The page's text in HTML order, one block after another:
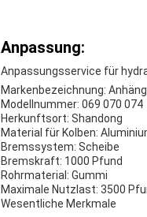
Anpassung:
Anpassungsservice für
Markenbezeichnung:
Modellnummer: 069 070 074
Herkunftsort: Shandong
Material für Kolben:
Bremssystem: Scheibe
Bremskraft: 1000 Pfund
Rohrmaterial: Gummi
Maximale Nutzlast: 3500
Wesentliche Merkmale